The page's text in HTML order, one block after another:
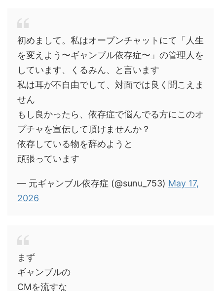
初めまして。私はオープンチャットにて「人生
を変えよう〜ギャンブル依存症〜」の管理人を
しています、くるみん、と言います
私は耳が不自由でして、対面では良く聞こえま
せん
もし良かったら、依存症で悩んでる方にこのオ
プチャを宣伝して頂けませんか？
依存している物を辞めようと
頑張っています
— 元ギャンブル依存症 (@sunu_753) May 17,
2026
まず
ギャンブルの
CMを流すな